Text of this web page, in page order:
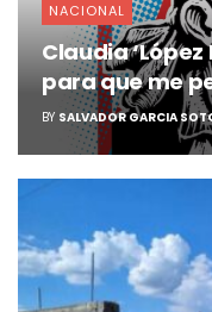
NACIONAL
Claudia ‘López
para que me
BY SALVADOR GARCIA